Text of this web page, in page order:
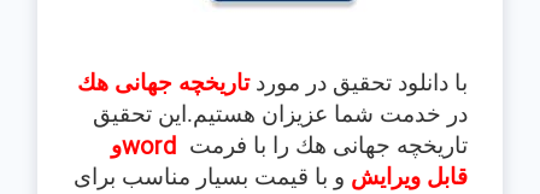
با دانلود تحقیق در مورد تاریخچه جهانی هك
در خدمت شما عزیزان هستیم.این تحقیق
تاریخچه جهانی هك را با فرمت wordو
قابل ویرایش و با قیمت بسیار مناسب برای